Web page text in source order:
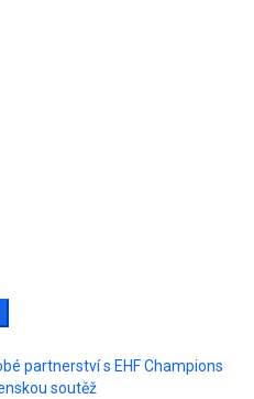
partnerství s EHF Champions
soutěž